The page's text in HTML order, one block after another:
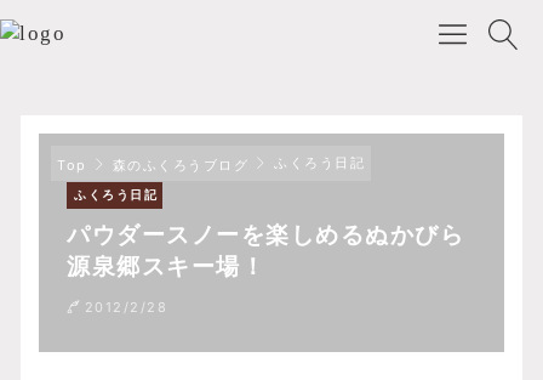
Top 森のふくろうブログ ふくろう日記
ふくろう日記
パウダースノーを楽しめるぬかびら
源泉郷スキー場！
2012/2/28